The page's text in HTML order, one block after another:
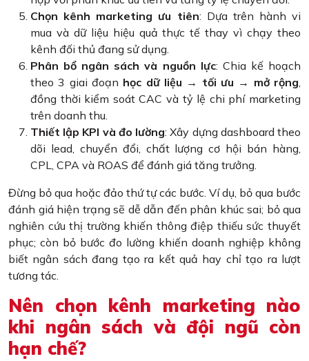
Chọn kênh marketing ưu tiên: Dựa trên hành vi
mua và dữ liệu hiệu quả thực tế thay vì chạy theo
kênh đối thủ đang sử dụng.
Phân bổ ngân sách và nguồn lực: Chia kế hoạch
theo 3 giai đoạn học dữ liệu → tối ưu → mở rộng,
đồng thời kiểm soát CAC và tỷ lệ chi phí marketing
trên doanh thu.
Thiết lập KPI và đo lường: Xây dựng dashboard theo
dõi lead, chuyển đổi, chất lượng cơ hội bán hàng,
CPL, CPA và ROAS để đánh giá tăng trưởng.
Đừng bỏ qua hoặc đảo thứ tự các bước. Ví dụ, bỏ qua bước
đánh giá hiện trạng sẽ dễ dẫn đến phân khúc sai; bỏ qua
nghiên cứu thị trường khiến thông điệp thiếu sức thuyết
phục; còn bỏ bước đo lường khiến doanh nghiệp không
biết ngân sách đang tạo ra kết quả hay chỉ tạo ra lượt
tương tác.
Nên chọn kênh marketing nào
khi ngân sách và đội ngũ còn
hạn chế?